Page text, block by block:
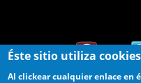
Éste sitio utiliza
Al clickear cualquier enlace en